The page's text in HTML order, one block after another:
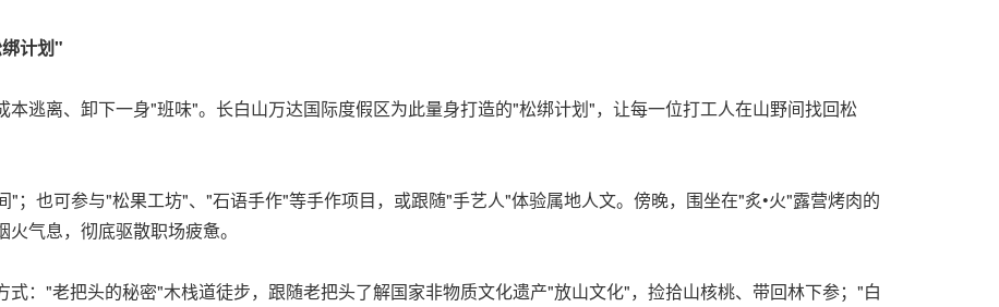
计划"
逃离、卸下一身"班味"。长白山万达国际度假区为此量身打造的"松绑计划"，让每一位打工人在山野间找回松
；也可参与"松果工坊"、"石语手作"等手作项目，或跟随"手艺人"体验属地人文。傍晚，围坐在"炙•火"露营烤肉的
气息，彻底驱散职场疲惫。
："老把头的秘密"木栈道徒步，跟随老把头了解国家非物质文化遗产"放山文化"，捡拾山核桃、带回林下参；"白